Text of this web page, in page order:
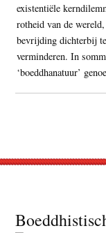
existentiële
rotheid van de
bevrijding dichterbij
verminderen. In
‘boeddhanatuur’
Footer